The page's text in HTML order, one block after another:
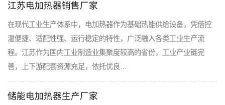
江苏电加热器销售厂家
在现代工业生产体系中，电加热器作为基础热能供给设备，凭借控
温便捷、适配性强、运行稳定的特性，广泛融入各类工业生产流
程。江苏作为国内工业制造业集聚度较高的省份，工业产业链完
善，上下游配套资源充足，依托优良…
储能电加热器生产厂家